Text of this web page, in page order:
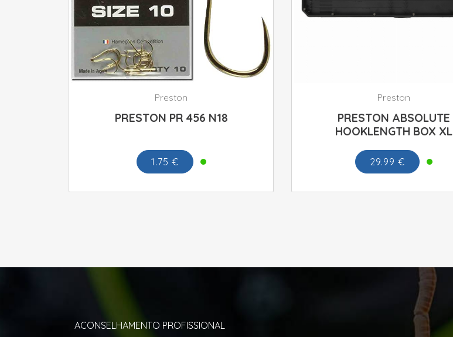
Preston
PRESTON PR 456 N18
1.75 €
Preston
PRESTON ABSOLUTE
HOOKLENGTH BOX XL
29.99 €
ACONSELHAMENTO PROFISSIONAL